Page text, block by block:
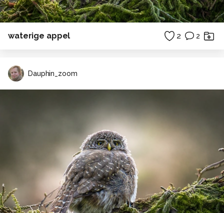
waterige appel 2 2
Dauphin_zoom